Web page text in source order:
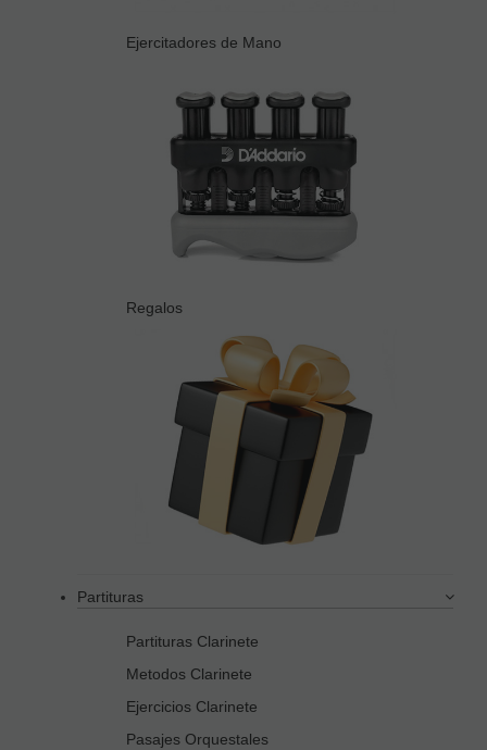
Ejercitadores de Mano
Regalos
Partituras
Partituras Clarinete
Metodos Clarinete
Ejercicios Clarinete
Pasajes Orquestales